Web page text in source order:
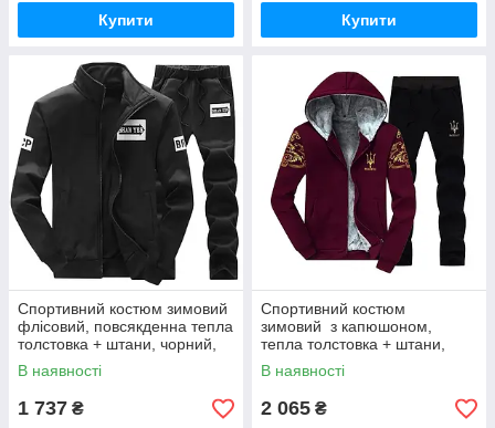
Купити Купити
Спортивний костюм зимовий
флісовий, повсякденна тепла
толстовка + штани, чорний,
Black Wolf 4XL
В наявності
1 737 ₴
Спортивний костюм
зимовий з капюшоном,
тепла толстовка + штани,
бордо + чорний XXXL-4XL
В наявності
2 065 ₴